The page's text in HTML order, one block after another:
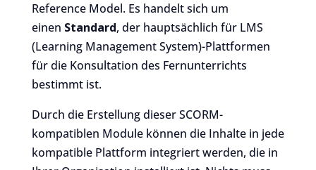
Reference Model. Es handelt sich um
einen Standard, der hauptsächlich für LMS
(Learning Management System)-Plattformen
für die Konsultation des Fernunterrichts
bestimmt ist.
Durch die Erstellung dieser SCORM-
kompatiblen Module können die Inhalte in jede
kompatible Plattform integriert werden, die in